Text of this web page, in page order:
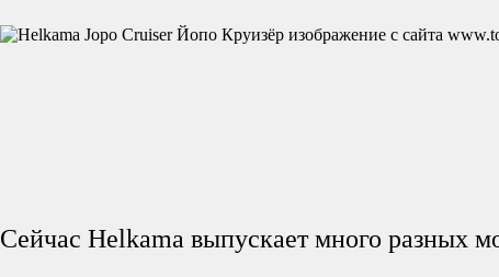
Сейчас Helkama выпускает много разных